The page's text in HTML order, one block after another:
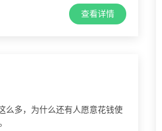
查看详情
么多，为什么还有人愿意花钱使